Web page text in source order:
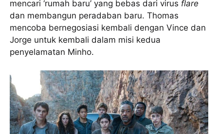
mencari ‘rumah baru’ yang bebas dari virus flare
dan membangun peradaban baru. Thomas
mencoba bernegosiasi kembali dengan Vince dan
Jorge untuk kembali dalam misi kedua
penyelamatan Minho.